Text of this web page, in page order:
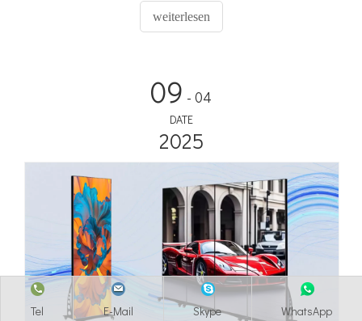
Acrylabdeckung vereint. Adhaiwell untersucht die innovativen
Merkmale, die dieses Sockeldisplay auszeichnen, und
in Ausstellungen und Museen.
weiterlesen
09 - 04
DATE
2025
Tel E-Mail Skype WhatsApp